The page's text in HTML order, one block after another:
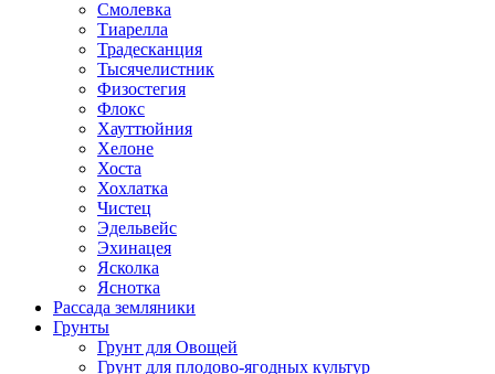
Смолевка
Тиарелла
Традесканция
Тысячелистник
Физостегия
Флокс
Хауттюйния
Хелоне
Хоста
Хохлатка
Чистец
Эдельвейс
Эхинацея
Ясколка
Яснотка
Рассада земляники
Грунты
Грунт для Овощей
Грунт для плодово-ягодных культур